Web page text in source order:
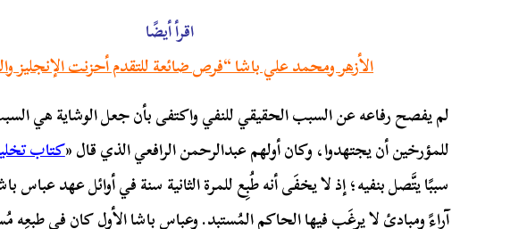
اقرأ أيضًا
الأزهر ومحمد علي باشا “فرص ضائعة للتقدم أحزنت الإنجليز
لم يفصح رفاعه عن السبب الحقيقي للنفي واكتفى بأن جعل الوشاية هي
للمؤرخين أن يجتهدوا، وكان أولهم عبدالرحمن الرافعي الذي قال «كتاب
سببًا يتَّصل بنفيه؛ إذ لا يخفَى أنه طُبِع للمرة الثانية سنة في أوائل عهد عباس
آراءً ومبادئ لا يرغَب فيها الحاكم المُستبد. وعباس باشا الأول كان في طبعِه